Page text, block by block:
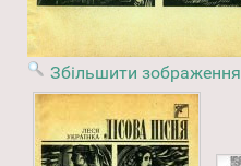
Збільшити зображення